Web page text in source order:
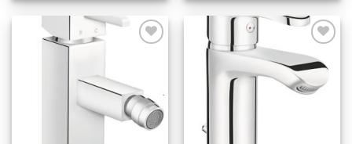
želja
Dodaj
na
želja